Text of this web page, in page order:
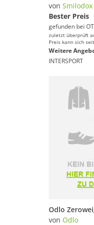
Sicherheitsausrüstung
Stabilitätsschuhe
Trailschuhe
Trinkgürtel
Walking-Zubehör
Wettkampfschuhe
von Smilodox
Bester Preis
gefunden bei
zuletzt überprüft
Preis kann sich
Weitere
INTERSPORT
von Odlo